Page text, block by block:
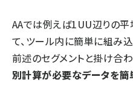
AAでは例えば1UU辺りの
て、ツール内に簡単に組み
前述のセグメントと掛け合
別計算が必要なデータを簡